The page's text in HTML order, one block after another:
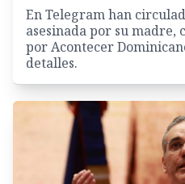
En Telegram han
asesinada por su madre,
por Acontecer
detalles.